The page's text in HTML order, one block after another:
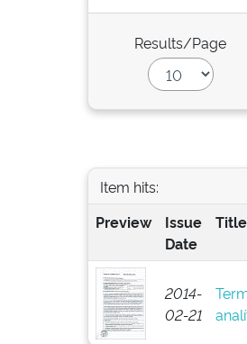
Results/Page
Item hits:
Preview
Issue
Date
Title
2014-
02-21